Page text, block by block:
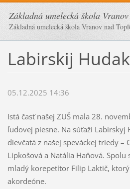
Základná umelecká škola
Základná umelecká škola Vranov nad
Labirskij
05.12.2025 14:36
Istá časť našej ZUŠ mala 28.
ľudovej piesne. Na súťaži Labirskyj
dievčatá z našej speváckej triedy –
Lipkošová a Natália Haňová. Spolu
mladý korepetítor Filip Laktič,
akordeóne.